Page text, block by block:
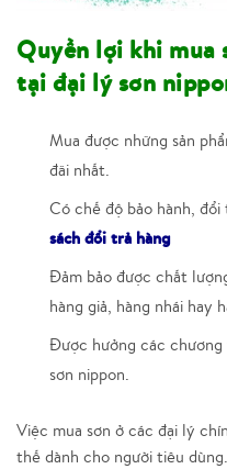
Quyền lợi khi mua
tại đại lý sơn
Mua được những sản
đãi nhất.
Có chế độ bảo hành,
sách đổi trả hàng
Đảm bảo được chất
hàng giả, hàng nhái hay
Được hưởng các
sơn nippon.
Việc mua sơn ở các đại lý
thế dành cho người tiêu